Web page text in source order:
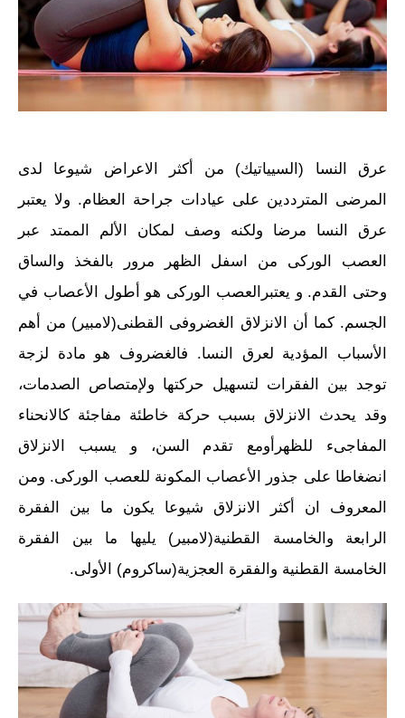
عرق النسا (السيياتيك) من أكثر الاعراض شيوعا لدى
المرضى المترددين على عيادات جراحة العظام. ولا يعتبر
عرق النسا مرضا ولكنه وصف لمكان الألم الممتد عبر
العصب الوركى من اسفل الظهر مرور بالفخذ والساق
وحتى القدم. و يعتبرالعصب الوركى هو أطول الأعصاب في
الجسم. كما أن الانزلاق الغضروفى القطنى(لامبير) من أهم
الأسباب المؤدية لعرق النسا. فالغضروف هو مادة لزجة
توجد بين الفقرات لتسهيل حركتها ولإمتصاص الصدمات،
وقد يحدث الانزلاق بسبب حركة خاطئة مفاجئة كالانحناء
المفاجىء للظهرأومع تقدم السن، و يسبب الانزلاق
انضغاطا على جذور الأعصاب المكونة للعصب الوركى. ومن
المعروف ان أكثر الانزلاق شيوعا يكون ما بين الفقرة
الرابعة والخامسة القطنية(لامبير) يليها ما بين الفقرة
الخامسة القطنية والفقرة العجزية(ساكروم) الأولى.